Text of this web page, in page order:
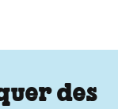
des